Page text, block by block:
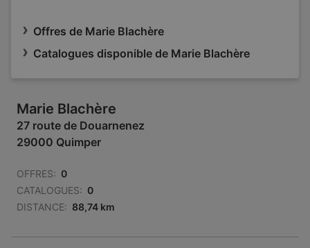
Offres de Marie Blachère
Catalogues disponible de Marie Blachère
Marie Blachère
27 route de Douarnenez
29000 Quimper
OFFRES: 0
CATALOGUES: 0
DISTANCE: 88,74 km